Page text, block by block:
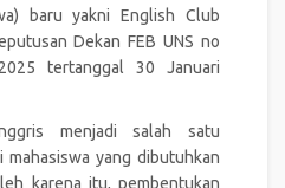
baru yakni English Club
Dekan FEB UNS no
2025 tertanggal 30 Januari
menjadi salah satu
mahasiswa yang dibutuhkan
karena itu, pembentukan